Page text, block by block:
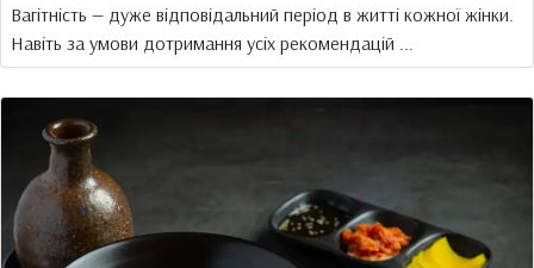
Вагітність — дуже відповідальний період в житті кожної жінки.
Навіть за умови дотримання усіх рекомендацій ...